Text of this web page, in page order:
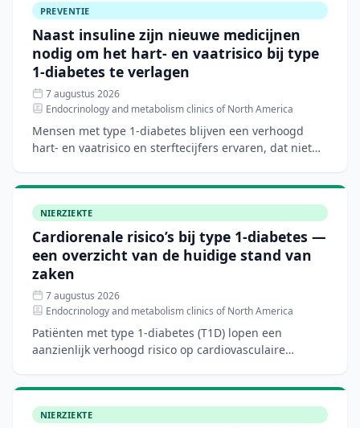
PREVENTIE
Naast insuline zijn nieuwe medicijnen
nodig om het hart- en vaatrisico bij type
1-diabetes te verlagen
7 augustus 2026
Endocrinology and metabolism clinics of North America
Mensen met type 1-diabetes blijven een verhoogd
hart- en vaatrisico en sterftecijfers ervaren, dat niet
NIERZIEKTE
Cardiorenale risico’s bij type 1-diabetes —
een overzicht van de huidige stand van
zaken
7 augustus 2026
Endocrinology and metabolism clinics of North America
Patiënten met type 1-diabetes (T1D) lopen een
aanzienlijk verhoogd risico op cardiovasculaire
NIERZIEKTE